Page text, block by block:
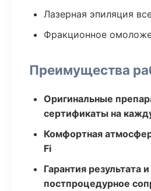
Лазерная эпиляция
Фракционное
Преимущества
Оригинальные
сертификаты на
Комфортная
Fi
Гарантия результата и
постпроцедурное